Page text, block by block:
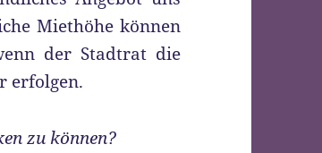
Miethöhe können
der Stadtrat die
erfolgen.
zu können?